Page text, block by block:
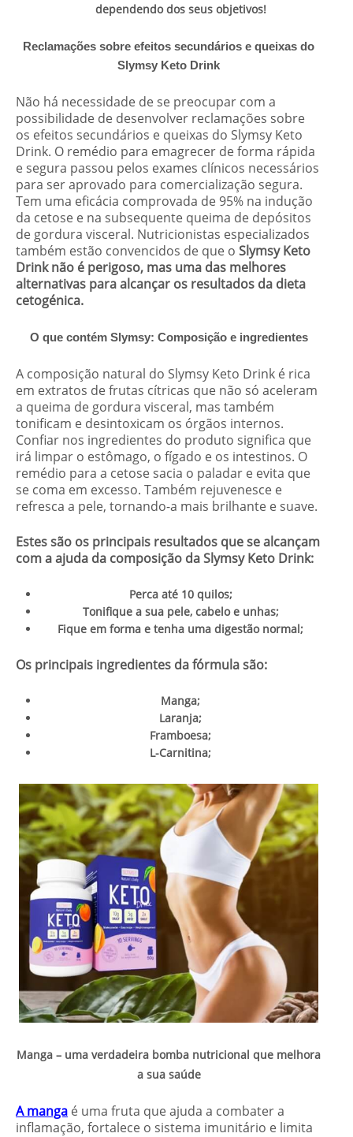
dependendo dos seus objetivos!
Reclamações sobre efeitos secundários e queixas do
Slymsy Keto Drink
Não há necessidade de se preocupar com a
possibilidade de desenvolver reclamações sobre
os efeitos secundários e queixas do Slymsy Keto
Drink. O remédio para emagrecer de forma rápida
e segura passou pelos exames clínicos necessários
para ser aprovado para comercialização segura.
Tem uma eficácia comprovada de 95% na indução
da cetose e na subsequente queima de depósitos
de gordura visceral. Nutricionistas especializados
também estão convencidos de que o Slymsy Keto
Drink não é perigoso, mas uma das melhores
alternativas para alcançar os resultados da dieta
cetogénica.
O que contém Slymsy: Composição e ingredientes
A composição natural do Slymsy Keto Drink é rica
em extratos de frutas cítricas que não só aceleram
a queima de gordura visceral, mas também
tonificam e desintoxicam os órgãos internos.
Confiar nos ingredientes do produto significa que
irá limpar o estômago, o fígado e os intestinos. O
remédio para a cetose sacia o paladar e evita que
se coma em excesso. Também rejuvenesce e
refresca a pele, tornando-a mais brilhante e suave.
Estes são os principais resultados que se alcançam
com a ajuda da composição da Slymsy Keto Drink:
Perca até 10 quilos;
Tonifique a sua pele, cabelo e unhas;
Fique em forma e tenha uma digestão normal;
Os principais ingredientes da fórmula são:
Manga;
Laranja;
Framboesa;
L-Carnitina;
Manga – uma verdadeira bomba nutricional que melhora
a sua saúde
A manga é uma fruta que ajuda a combater a
inflamação, fortalece o sistema imunitário e limita